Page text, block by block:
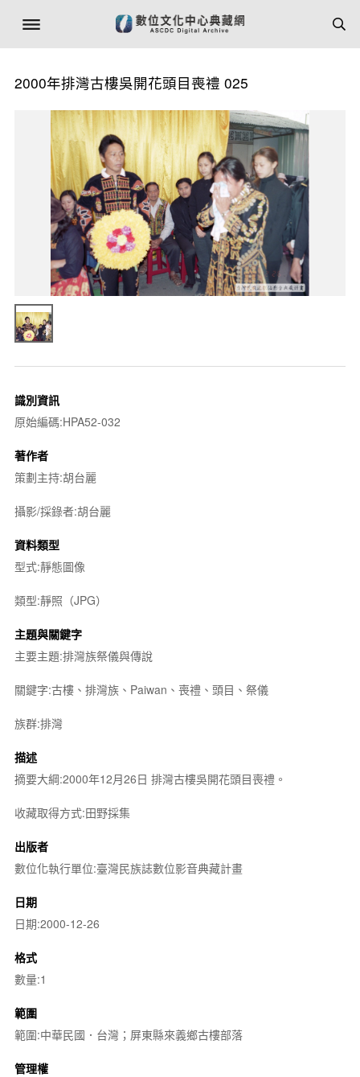
2000年排灣古樓吳開花頭目喪禮 025
識別資訊
原始編碼:HPA52-032
著作者
策劃主持:胡台麗
攝影/採錄者:胡台麗
資料類型
型式:靜態圖像
類型:靜照（JPG）
主題與關鍵字
主要主題:排灣族祭儀與傳說
關鍵字:古樓、排灣族、Paiwan、喪禮、頭目、祭儀
族群:排灣
描述
摘要大綱:2000年12月26日 排灣古樓吳開花頭目喪禮。
收藏取得方式:田野採集
出版者
數位化執行單位:臺灣民族誌數位影音典藏計畫
日期
日期:2000-12-26
格式
數量:1
範圍
範圍:中華民國．台灣；屏東縣來義鄉古樓部落
管理權